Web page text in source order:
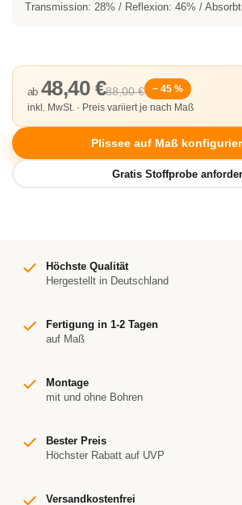
Transmission: 28% / Reflexion: 46% /
88,00 €
ab 48,40 €
− 45 %
inkl. MwSt. · Preis variiert je nach Maß
Plissee auf Maß
Höchste Qualität
Hergestellt in Deutschland
Fertigung in 1-2 Tagen
auf Maß
Montage
mit und ohne Bohren
Bester Preis
Höchster Rabatt auf UVP
Versandkostenfrei